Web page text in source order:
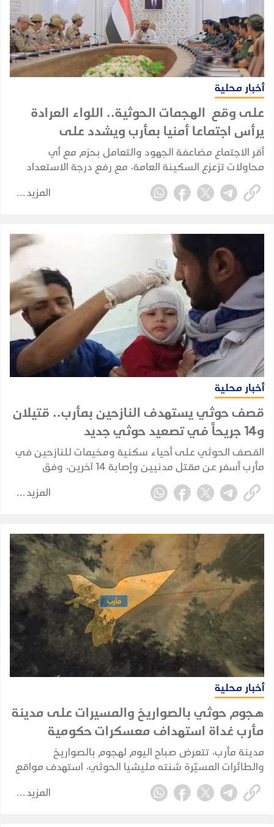
أخبار محلية
على وقع الهجمات الحوثية.. اللواء العرادة
يرأس اجتماعا أمنيا بمأرب ويشدد على
الجاهزية القصوى
أقر الاجتماع مضاعفة الجهود والتعامل بحزم مع أي
محاولات تزعزع السكينة العامة، مع رفع درجة الاستعداد
والسيطرة الميدانية في خندق مواجهة المليشيات الحوثية.
المزيد
أخبار محلية
قصف حوثي يستهدف النازحين بمأرب.. قتيلان
و14 جريحاً في تصعيد حوثي جديد
القصف الحوثي على أحياء سكنية ومخيمات للنازحين في
مأرب أسفر عن مقتل مدنيين وإصابة 14 آخرين، وفق
حصيلة أولية أعلنها وزير الصحة.
المزيد
أخبار محلية
هجوم حوثي بالصواريخ والمسيرات على مدينة
مأرب غداة استهداف معسكرات حكومية
مدينة مأرب، تتعرض صباح اليوم لهجوم بالصواريخ
والطائرات المسيّرة شنته مليشيا الحوثي، استهدف مواقع
شمالي المدينة، وفق ما أكدته مصادر محلية.
المزيد